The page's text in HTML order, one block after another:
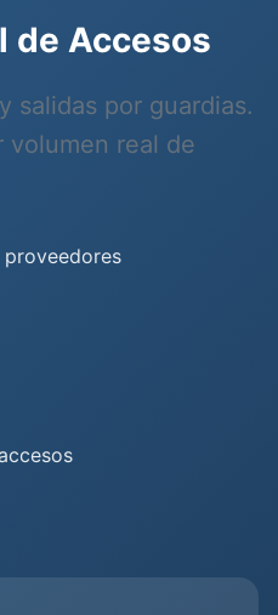
de Accesos
salidas por guardias.
volumen real de